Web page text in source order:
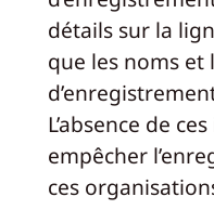
détails sur la
que les noms et
L’absence de
empêcher
ces